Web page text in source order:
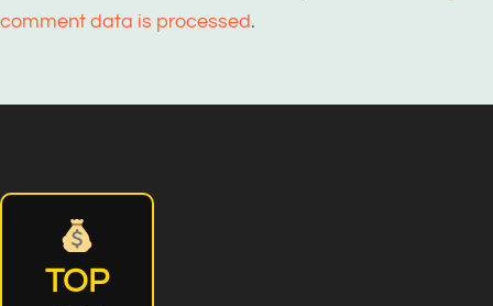
comment data is processed.
TOP